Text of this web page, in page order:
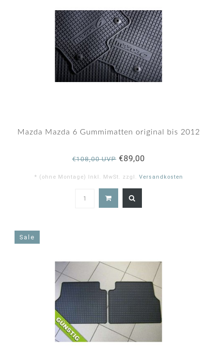
Mazda Mazda 6 Gummimatten original bis 2012
€108,00 UVP €89,00
* (ohne Montage) Inkl. MwSt. zzgl. Versandkosten
Sale